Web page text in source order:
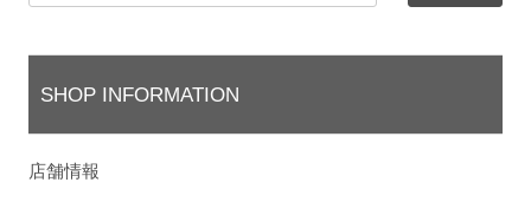
SHOP INFORMATION
店舗情報